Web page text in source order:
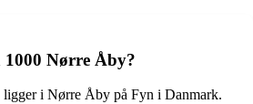
Nørre Åby?
i Nørre Åby på Fyn i Danmark.